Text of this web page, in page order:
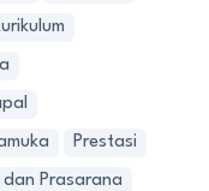
Prestasi
Prasarana